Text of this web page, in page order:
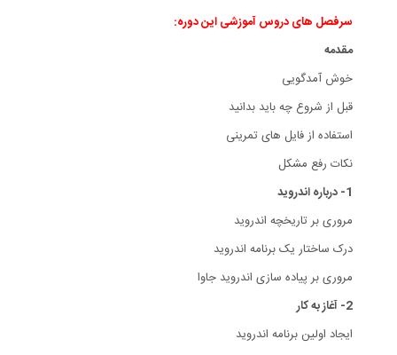
سرفصل های دروس آموزشی این دوره:
مقدمه
خوش آمدگویی
قبل از شروع چه باید بدانید
استفاده از فایل های تمرینی
نکات رفع مشکل
1- درباره اندروید
مروری بر تاریخچه اندروید
درک ساختار یک برنامه اندروید
مروری بر پیاده سازی اندروید جاوا
2- آغاز به کار
ایجاد اولین برنامه اندروید